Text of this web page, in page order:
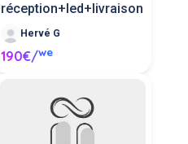
réception+led+livraison
Hervé G
190€/we